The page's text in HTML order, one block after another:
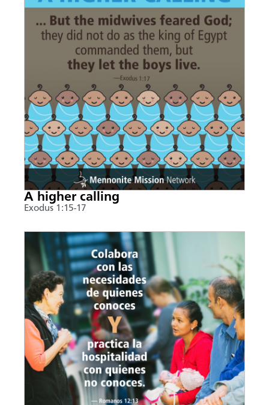
A higher calling
Exodus 1:15-17